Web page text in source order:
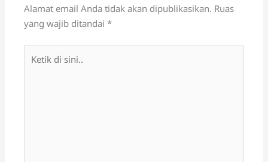
Alamat email Anda tidak akan dipublikasikan. Ruas
yang wajib ditandai*